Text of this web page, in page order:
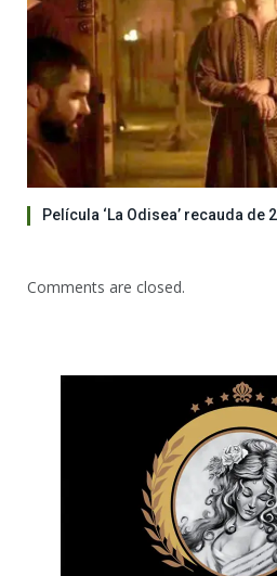
Película ‘La Odisea’ recauda
Comments are closed.